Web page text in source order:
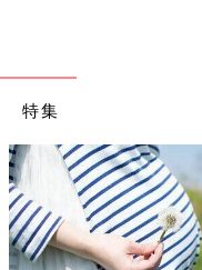
詳しくはこちらから
特集